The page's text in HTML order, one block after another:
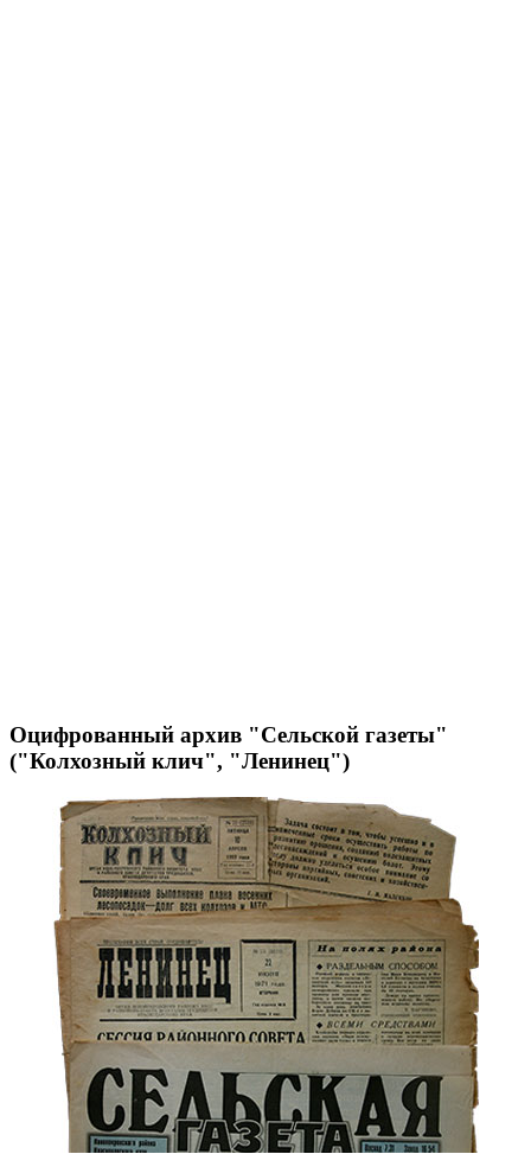
Оцифрованный архив "Сельской газеты"
("Колхозный клич", "Ленинец")